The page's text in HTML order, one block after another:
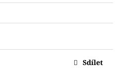
Sdílet